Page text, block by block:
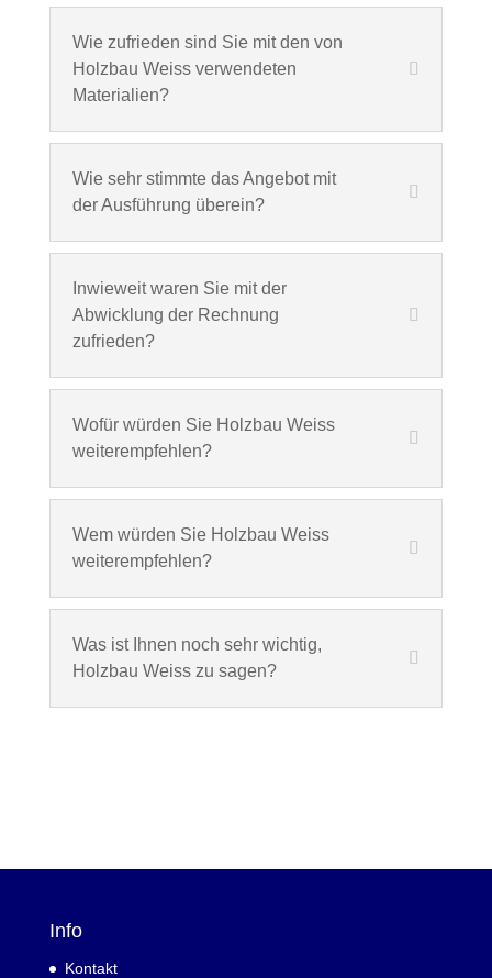
Wie zufrieden sind Sie mit den von
Holzbau Weiss verwendeten
Materialien?
Wie sehr stimmte das Angebot mit
der Ausführung überein?
Inwieweit waren Sie mit der
Abwicklung der Rechnung
zufrieden?
Wofür würden Sie Holzbau Weiss
weiterempfehlen?
Wem würden Sie Holzbau Weiss
weiterempfehlen?
Was ist Ihnen noch sehr wichtig,
Holzbau Weiss zu sagen?
Info
Kontakt